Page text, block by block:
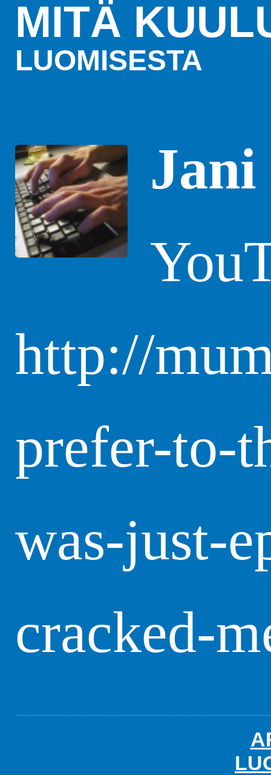
MITÄ
LUOMISESTA
Jani
http://
prefer-to-
was-just-
cracked-